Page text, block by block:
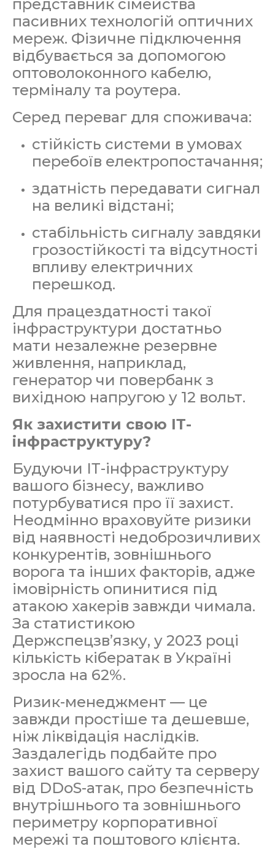
представник сімейства
пасивних технологій оптичних
мереж. Фізичне підключення
відбувається за допомогою
оптоволоконного кабелю,
терміналу та роутера.
Серед переваг для споживача:
стійкість системи в умовах
перебоїв електропостачання;
здатність передавати сигнал
на великі відстані;
стабільність сигналу завдяки
грозостійкості та відсутності
впливу електричних
перешкод.
Для працездатності такої
інфраструктури достатньо
мати незалежне резервне
живлення, наприклад,
генератор чи повербанк з
вихідною напругою у 12 вольт.
Як захистити свою ІТ-
інфраструктуру?
Будуючи ІТ-інфраструктуру
вашого бізнесу, важливо
потурбуватися про її захист.
Неодмінно враховуйте ризики
від наявності недоброзичливих
конкурентів, зовнішнього
ворога та інших факторів, адже
імовірність опинитися під
атакою хакерів завжди чимала.
За статистикою
Держспецзв’язку, у 2023 році
кількість кібератак в Україні
зросла на 62%.
Ризик-менеджмент — це
завжди простіше та дешевше,
ніж ліквідація наслідків.
Заздалегідь подбайте про
захист вашого сайту та серверу
від DDoS-атак, про безпечність
внутрішнього та зовнішнього
периметру корпоративної
мережі та поштового клієнта.